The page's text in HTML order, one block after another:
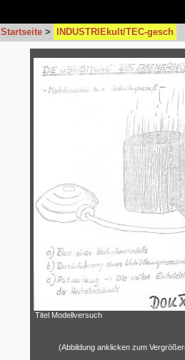
Startseite > INDUSTRIEkult/TEC-gesch
Titel Modellversuch
(Abbildung anklicken zum